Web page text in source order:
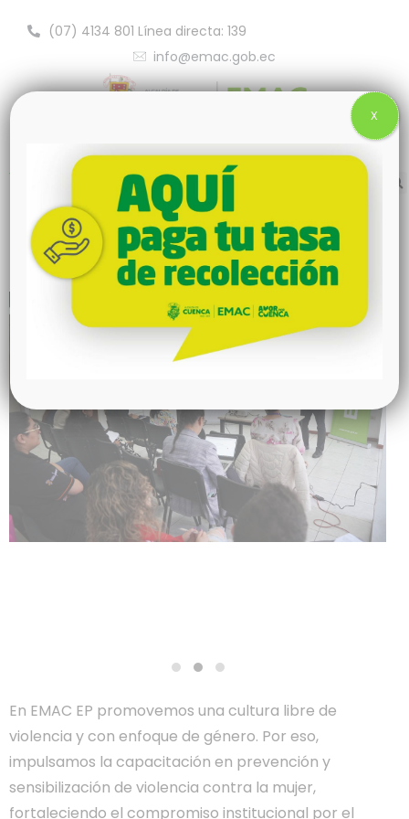
info@emac.gob.ec
(07) 4134 801 Línea directa: 139
Damos pasos firmes hacia el Sello
Violeta
En EMAC EP promovemos una cultura libre de
violencia y con enfoque de género. Por eso,
impulsamos la capacitación en prevención y
sensibilización de violencia contra la mujer,
fortaleciendo el compromiso institucional por el
X